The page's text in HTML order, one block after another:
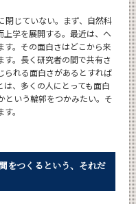
閉じていない。まず、自然科
上学を展開する。最近は、ヘ
す。その面白さはどこから来
。長く研究者の間で共有さ
られる面白さがあるとすれば
、多くの人にとっても面白
という輪郭をつかみたい。そ
。
をつくるという、それだ